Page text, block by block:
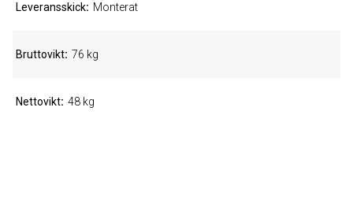
Leveransskick Monterat
Bruttovikt 76 kg
Nettovikt 48 kg